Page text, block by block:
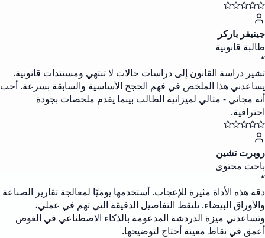
جينيفر باركر
طالبة قانونية
“
تشير دراسة القانون إلى دراسات حالات لا تنتهي ومستندات قانونية.
يساعدني هذا الملخص في فهم الحجج الأساسية والسابقة بسرعة. أحب
أنه مجاني - مثالي لميزانية الطالب بينما يقدم ملخصات بجودة
احترافية.
روبرت تشين
باحث محتوى
“
دقة هذه الأداة مثيرة للإعجاب. أستخدمها يوميًا لمعالجة تقارير الصناعة
والأوراق البيضاء. تلتقط التفاصيل الدقيقة التي تهم في عملي،
وتساعدني ميزة الدردشة المدعومة بالذكاء الاصطناعي في الغوص
أعمق في نقاط معينة أحتاج لتوضيحها.